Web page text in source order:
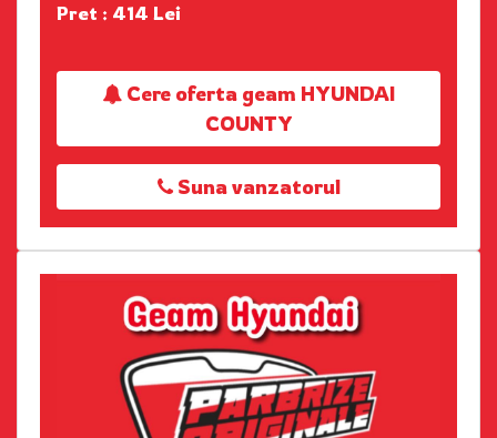
Pret : 414 Lei
Cere oferta geam HYUNDAI
COUNTY
Suna vanzatorul